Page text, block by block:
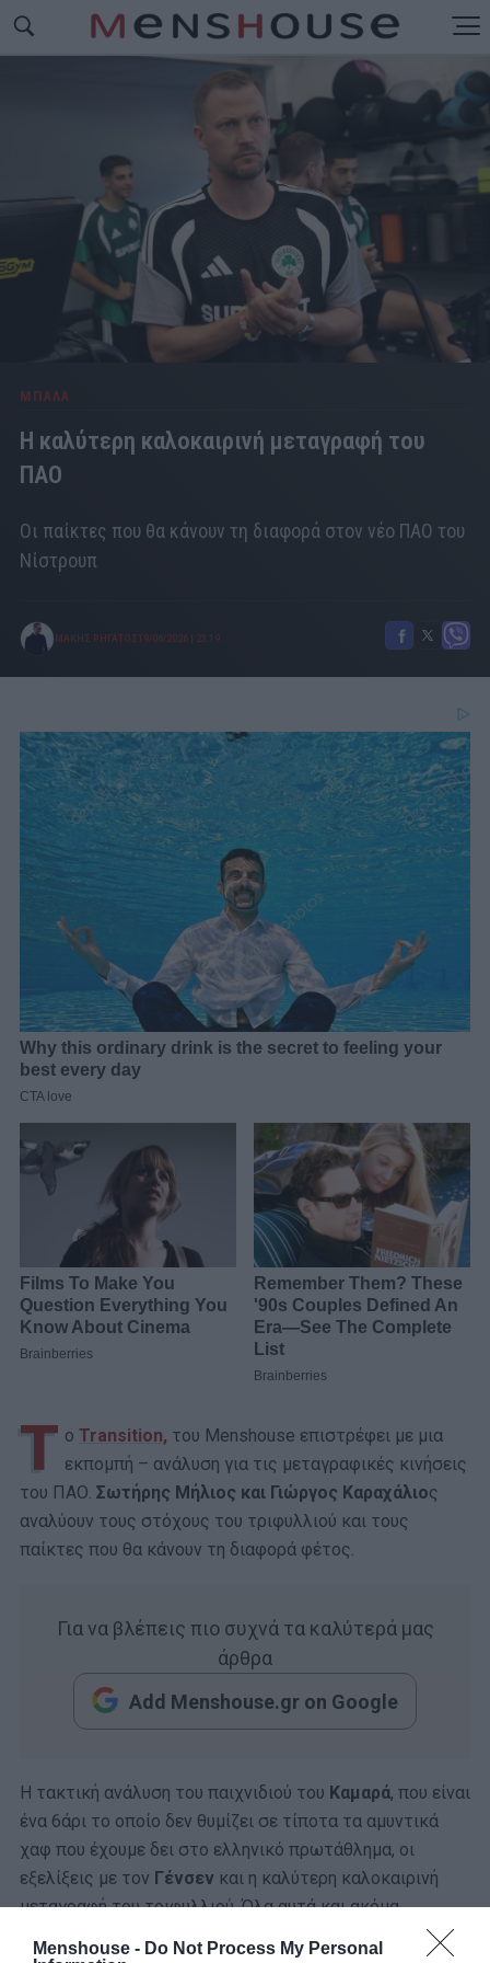
Menshouse - Do Not Process My Personal
ΜΠΑΛΑ
Η καλύτερη καλοκαιρινή μεταγραφή του
ΠΑΟ
Οι παίκτες που θα κάνουν τη διαφορά στον νέο ΠΑΟ του
Νίστρουπ
ΜΑΚΗΣ ΡΗΓΑΤΟΣ 19/06/2026 23:19
Τ ο Transition, του Menshouse επιστρέφει με μια
εκπομπή – ανάλυση για τις μεταγραφικές κινήσεις
του ΠΑΟ. Σωτήρης Μήλιος και Γιώργος Καραχάλιος
αναλύουν τους στόχους του τριφυλλιού και τους
παίκτες που θα κάνουν τη διαφορά φέτος.
Για να βλέπεις πιο συχνά τα καλύτερά μας
άρθρα
Add Menshouse.gr on Google
Η τακτική ανάλυση του παιχνιδιού του Καμαρά, που είναι
ένα 6άρι το οποίο δεν θυμίζει σε τίποτα τα αμυντικά
χαφ που έχουμε δει στο ελληνικό πρωτάθλημα, οι
εξελίξεις με τον Γένσεν και η καλύτερη καλοκαιρινή
μεταγραφή του τριφυλλιού. Όλα αυτά και ακόμα